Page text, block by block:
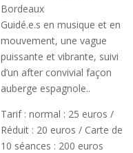
Bordeaux
Guidé.e.s en musique et en
mouvement, une vague
puissante et vibrante, suivi
d’un after convivial façon
auberge espagnole..
Tarif : normal : 25 euros /
Réduit : 20 euros / Carte de
10 séances : 200 euros